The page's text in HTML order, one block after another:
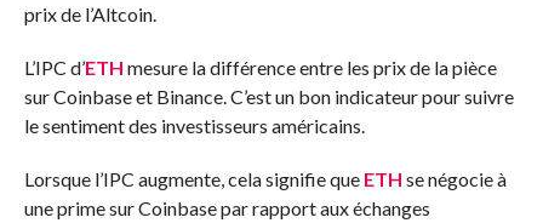
prix de l’Altcoin.
L’IPC d’ETH mesure la différence entre les prix de la pièce
sur Coinbase et Binance. C’est un bon indicateur pour suivre
le sentiment des investisseurs américains.
Lorsque l’IPC augmente, cela signifie que ETH se négocie à
une prime sur Coinbase par rapport aux échanges